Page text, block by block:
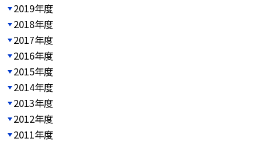
2019年度
2018年度
2017年度
2016年度
2015年度
2014年度
2013年度
2012年度
2011年度